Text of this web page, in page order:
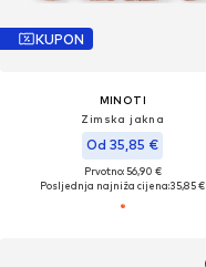
KUPON
MINOTI
Zimska jakna
Od 35,85 €
Prvotno: 56,90 €
Posljednja najniža cijena:35,85 €